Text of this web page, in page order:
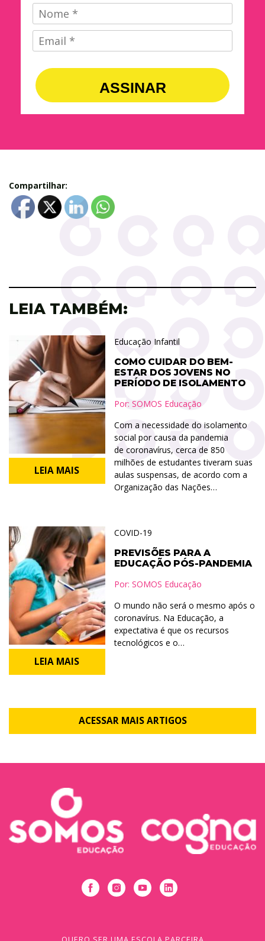
ASSINAR
Compartilhar:
LEIA TAMBÉM:
LEIA MAIS
Educação Infantil
COMO CUIDAR DO BEM-
ESTAR DOS JOVENS NO
PERÍODO DE ISOLAMENTO
Por: SOMOS Educação
Com a necessidade do isolamento
social por causa da pandemia
de coronavírus, cerca de 850
milhões de estudantes tiveram suas
aulas suspensas, de acordo com a
Organização das Nações…
LEIA MAIS
COVID-19
PREVISÕES PARA A
EDUCAÇÃO PÓS-PANDEMIA
Por: SOMOS Educação
O mundo não será o mesmo após o
coronavírus. Na Educação, a
expectativa é que os recursos
tecnológicos e o…
ACESSAR MAIS ARTIGOS